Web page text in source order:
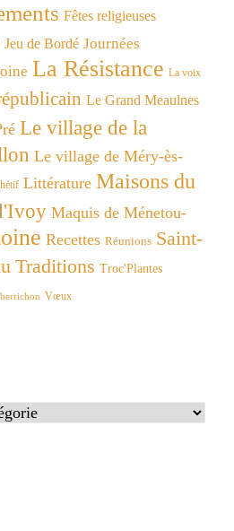
Fêtes religieuses
Jeu de Bordé Journées
La Résistance La voix
Le Grand Meaulnes
Le village de la
Le village de Méry-ès-
Littérature Maisons du
Maquis de Ménetou-
Recettes Réunions Saint-
Traditions Troc'Plantes
Vœux